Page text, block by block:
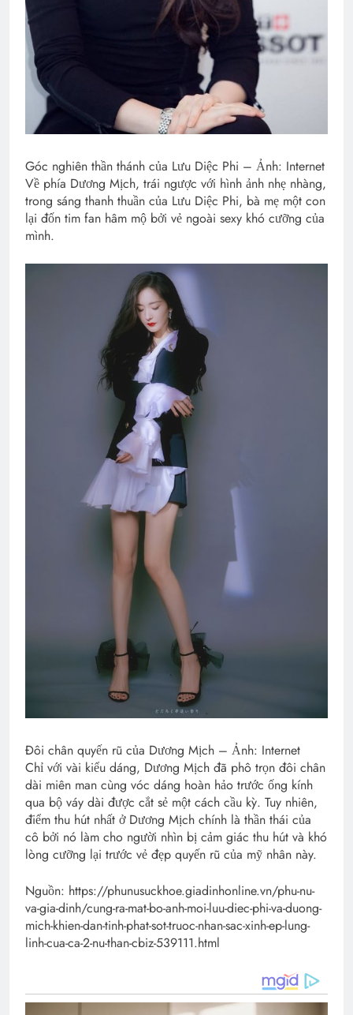
Góc nghiên thần thánh của Lưu Diệc Phi – Ảnh: Internet
Về phía Dương Mịch, trái ngược với hình ảnh nhẹ nhàng,
trong sáng thanh thuần của Lưu Diệc Phi, bà mẹ một con
lại đốn tim fan hâm mộ bởi vẻ ngoài sexy khó cưỡng của
mình.
Đôi chân quyến rũ của Dương Mịch – Ảnh: Internet
Chỉ với vài kiểu dáng, Dương Mịch đã phô trọn đôi chân
dài miên man cùng vóc dáng hoàn hảo trước ống kính
qua bộ váy dài được cắt sẻ một cách cầu kỳ. Tuy nhiên,
điểm thu hút nhất ở Dương Mịch chính là thần thái của
cô bởi nó làm cho người nhìn bị cảm giác thu hút và khó
lòng cưỡng lại trước vẻ đẹp quyến rũ của mỹ nhân này.
Nguồn: https://phunusuckhoe.giadinhonline.vn/phu-nu-
va-gia-dinh/cung-ra-mat-bo-anh-moi-luu-diec-phi-va-duong-
mich-khien-dan-tinh-phat-sot-truoc-nhan-sac-xinh-ep-lung-
linh-cua-ca-2-nu-than-cbiz-539111.html